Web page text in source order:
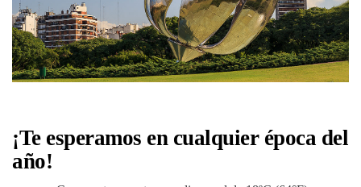
¡Te esperamos en cualquier época del
año!